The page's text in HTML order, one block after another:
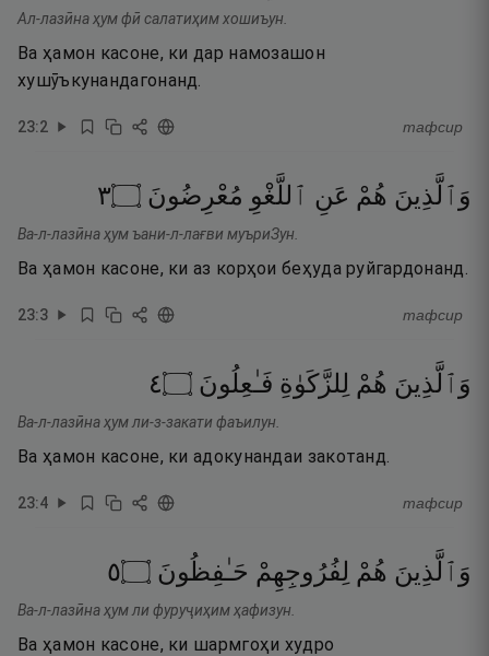
Ал-лазӣна ҳум фӣ салатиҳим хошиъун.
Ва ҳамон касоне, ки дар намозашон
хушӯъкунандагонанд.
23:2 тафсир
وَٱلَّذِينَ هُمْ عَنِ ٱللَّغْوِ مُعْرِضُونَ ۝٣
Ва-л-лазӣна ҳум ъани-л-лағви муъриЗун.
Ва ҳамон касоне, ки аз корҳои беҳуда руйгардонанд.
23:3 тафсир
وَٱلَّذِينَ هُمْ لِلزَّكَوٰةِ فَـٰعِلُونَ ۝٤
Ва-л-лазӣна ҳум ли-з-закати фаъилун.
Ва ҳамон касоне, ки адокунандаи закотанд.
23:4 тафсир
وَٱلَّذِينَ هُمْ لِفُرُوجِهِمْ حَـٰفِظُونَ ۝٥
Ва-л-лазӣна ҳум ли фуруҷиҳим ҳафизун.
Ва ҳамон касоне, ки шармгоҳи худро